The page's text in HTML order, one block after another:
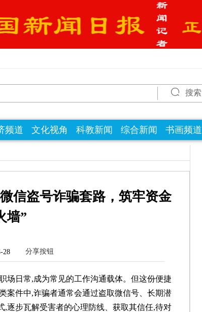
搜索
频道 文化视角 科教新闻 综合新闻 书画频道
信盗号诈骗套路，筑牢资金
墙”
28 分享按钮
场日常,成为常见的工作沟通载体。但这份便捷
案件中,诈骗者通常会通过盗取微信号、长期潜
逐步瓦解受害者的心理防线、获取其信任,待对